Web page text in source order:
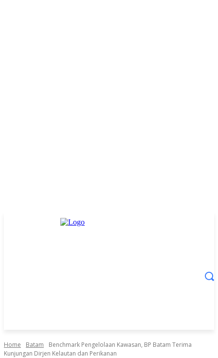
Home Batam
Benchmark Pengelolaan Kawasan, BP Batam Terima
Kunjungan Dirjen Kelautan dan Perikanan